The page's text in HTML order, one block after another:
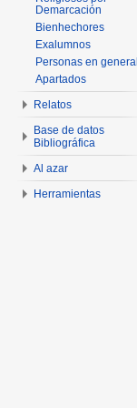
Demarcación
Bienhechores
Exalumnos
Personas en general
Apartados
Relatos
Base de datos
Bibliográfica
Al azar
Herramientas